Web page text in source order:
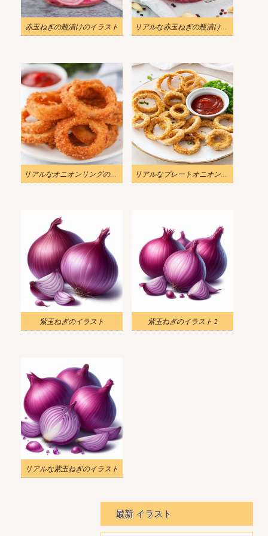
赤玉ねぎの瓶漬けのイラスト リアルな赤玉ねぎの瓶漬けのイラスト
リアルなオニオンリングのイラスト リアルなプレートオニオンリングのイラスト
紫玉ねぎのイラスト 紫玉ねぎのイラスト 2
リアルな紫玉ねぎのイラスト
最新 イラスト